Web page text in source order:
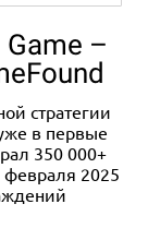
12+
14+
–
стратегии
в первые
350 000+
февраля 2025